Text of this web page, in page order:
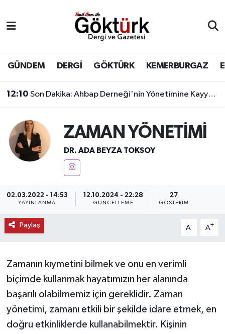
GÜNDEM DERGİ GÖKTÜRK KEMERBURGAZ
12:10 Son Dakika: Ahbap Derneği'nin Yönetimine Kayyum Atandı
ZAMAN YÖNETİMİ
DR. ADA BEYZA TOKSOY
02.03.2022 - 14:53
YAYINLANMA
12.10.2024 - 22:28
GÜNCELLEME
27
GÖSTERIM
Paylaş A- A+
Zamanın kıymetini bilmek ve onu en verimli
biçimde kullanmak hayatımızın her alanında
başarılı olabilmemiz için gereklidir. Zaman
yönetimi, zamanı etkili bir şekilde idare etmek, en
doğru etkinliklerde kullanabilmektir. Kişinin
BİLİM
DERGİ
EĞİTİM
EKONOMİ
GÖKTÜRK
GÜNDEM
KÜLTÜR - SANAT
MAGAZİN
ÖZEL HABER
Eyüpsultan Hava Durumu
Eyüpsultan Trafik Yoğunluk Haritası
Süper Lig Puan Durumu ve Fikstür
Son Dakika Haberleri
Haber Arşivi